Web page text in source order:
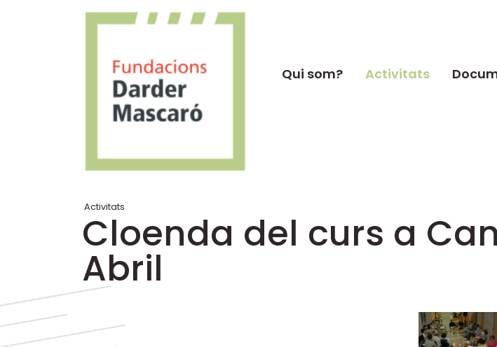
Qui som? Activitats
Activitats
Cloenda del curs a
Abril